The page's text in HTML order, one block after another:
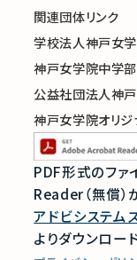
関連団体リンク
学校法人神戸女
神戸女学院中学
公益社団法人神
神戸女学院オリジ
PDF形式のファ
Reader（無償）
アドビシステム
よりダウンロー